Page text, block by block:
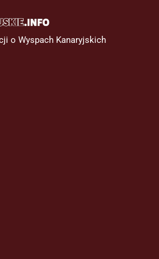
o Wyspach Kanaryjskich